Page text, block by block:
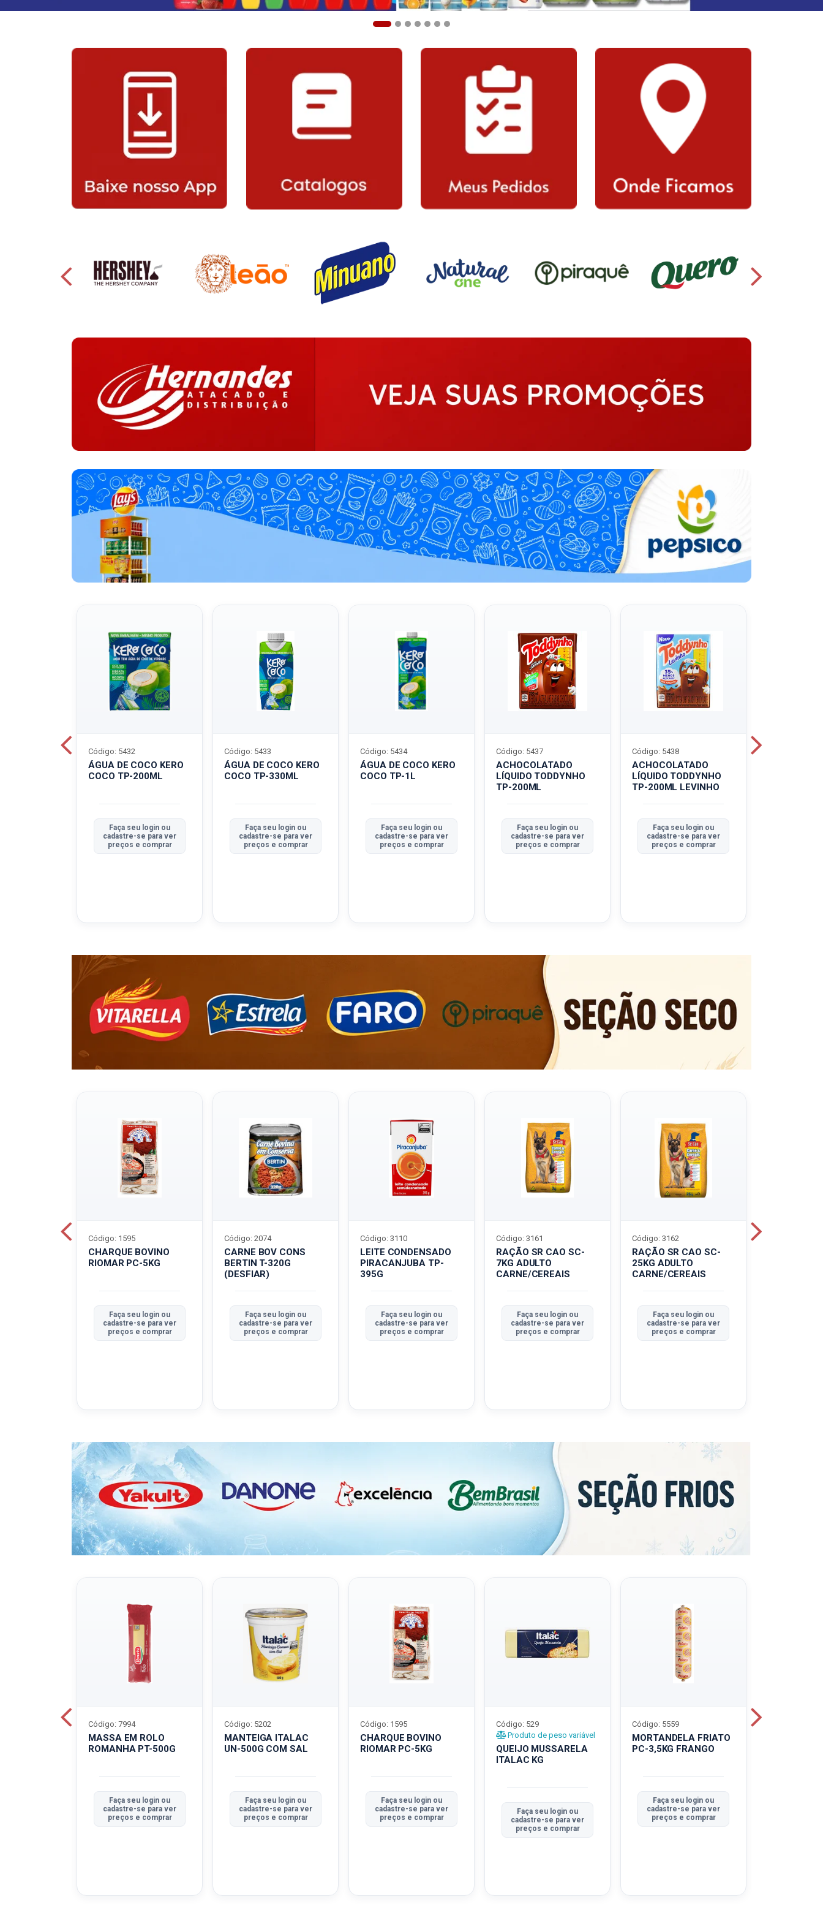
ÁGUA DE COCO KERO
COCO TP-200ML
Código: 5432
Faça seu login ou
cadastre-se para ver
preços e comprar
ÁGUA DE COCO KERO
COCO TP-330ML
Código: 5433
Faça seu login ou
cadastre-se para ver
preços e comprar
ÁGUA DE COCO KERO
COCO TP-1L
Código: 5434
Faça seu login ou
cadastre-se para ver
preços e comprar
ACHOCOLATADO
LÍQUIDO TODDYNHO
TP-200ML
Código: 5437
Faça seu login ou
cadastre-se para ver
preços e comprar
ACHOCOLATADO
LÍQUIDO TODDYNHO
TP-200ML LEVINHO
Código: 5438
Faça seu login ou
cadastre-se para ver
preços e comprar
CHARQUE BOVINO
RIOMAR PC-5KG
Código: 1595
Faça seu login ou
cadastre-se para ver
preços e comprar
CARNE BOV CONS
BERTIN T-320G
(DESFIAR)
Código: 2074
Faça seu login ou
cadastre-se para ver
preços e comprar
LEITE CONDENSADO
PIRACANJUBA TP-
395G
Código: 3110
Faça seu login ou
cadastre-se para ver
preços e comprar
RAÇÃO SR CAO SC-
7KG ADULTO
CARNE/CEREAIS
Código: 3161
Faça seu login ou
cadastre-se para ver
preços e comprar
RAÇÃO SR CAO SC-
25KG ADULTO
CARNE/CEREAIS
Código: 3162
Faça seu login ou
cadastre-se para ver
preços e comprar
MASSA EM ROLO
ROMANHA PT-500G
Código: 7994
Faça seu login ou
cadastre-se para ver
preços e comprar
MANTEIGA ITALAC
UN-500G COM SAL
Código: 5202
Faça seu login ou
cadastre-se para ver
preços e comprar
CHARQUE BOVINO
RIOMAR PC-5KG
Código: 1595
Faça seu login ou
cadastre-se para ver
preços e comprar
QUEIJO MUSSARELA
ITALAC KG
Código: 529
Produto de peso variável
Faça seu login ou
cadastre-se para ver
preços e comprar
MORTANDELA FRIATO
PC-3,5KG FRANGO
Código: 5559
Faça seu login ou
cadastre-se para ver
preços e comprar